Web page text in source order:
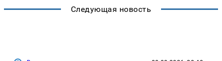
Следующая новость